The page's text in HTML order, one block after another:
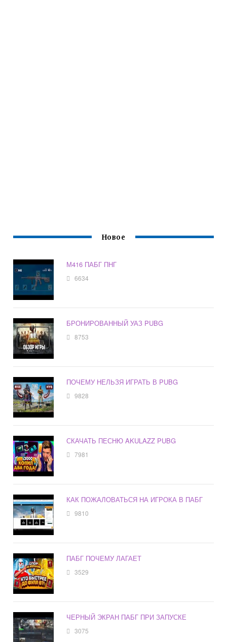
Новое
М416 ПАБГ ПНГ
6634
БРОНИРОВАННЫЙ УАЗ PUBG
8753
ПОЧЕМУ НЕЛЬЗЯ ИГРАТЬ В PUBG
9828
СКАЧАТЬ ПЕСНЮ AKULAZZ PUBG
7981
КАК ПОЖАЛОВАТЬСЯ НА ИГРОКА В ПАБГ
9810
ПАБГ ПОЧЕМУ ЛАГАЕТ
3529
ЧЕРНЫЙ ЭКРАН ПАБГ ПРИ ЗАПУСКЕ
3075